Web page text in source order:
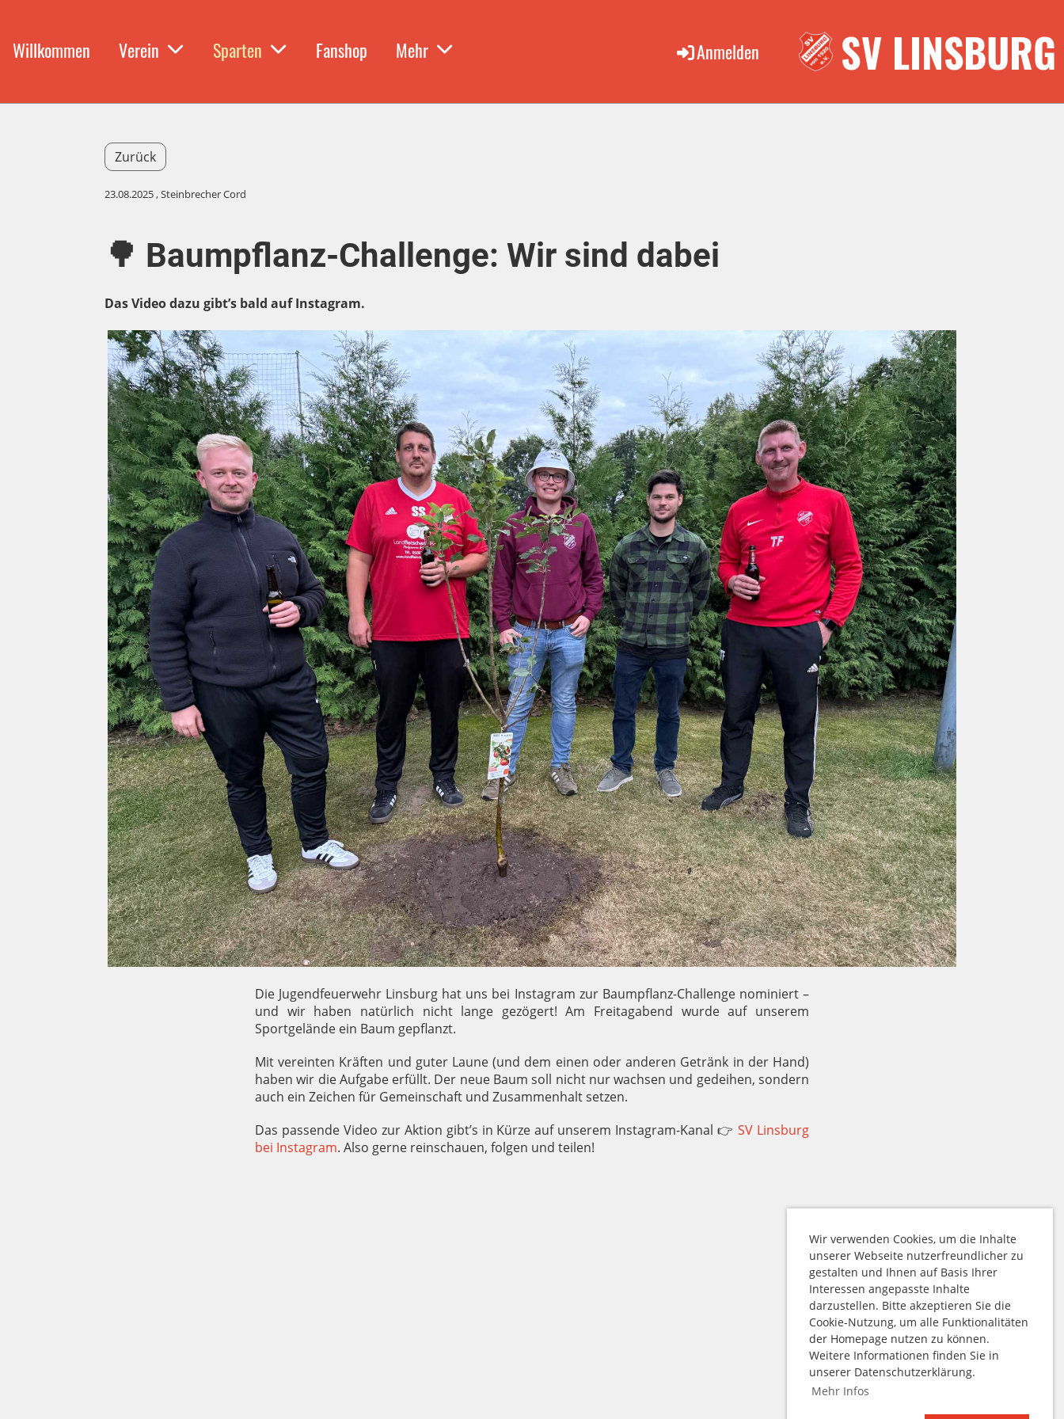
Wir verwenden Cookies, um die Inhalte
unserer Webseite nutzerfreundlicher zu
gestalten und Ihnen auf Basis Ihrer
Interessen angepasste Inhalte
darzustellen. Bitte akzeptieren Sie die
Cookie-Nutzung, um alle Funktionalitäten
der Homepage nutzen zu können.
Weitere Informationen finden Sie in
unserer Datenschutzerklärung.
Mehr Infos
Willkommen Verein Sparten Fanshop Mehr Anmelden SV LINSBURG
Zurück
23.08.2025, Steinbrecher Cord
🌳 Baumpflanz-Challenge: Wir sind dabei
Das Video dazu gibt’s bald auf Instagram.
Die Jugendfeuerwehr Linsburg hat uns bei Instagram zur Baumpflanz-Challenge nominiert –
und wir haben natürlich nicht lange gezögert! Am Freitagabend wurde auf unserem
Sportgelände ein Baum gepflanzt.
Mit vereinten Kräften und guter Laune (und dem einen oder anderen Getränk in der Hand)
haben wir die Aufgabe erfüllt. Der neue Baum soll nicht nur wachsen und gedeihen, sondern
auch ein Zeichen für Gemeinschaft und Zusammenhalt setzen.
Das passende Video zur Aktion gibt’s in Kürze auf unserem Instagram-Kanal 👉SV Linsburg
bei Instagram. Also gerne reinschauen, folgen und teilen!